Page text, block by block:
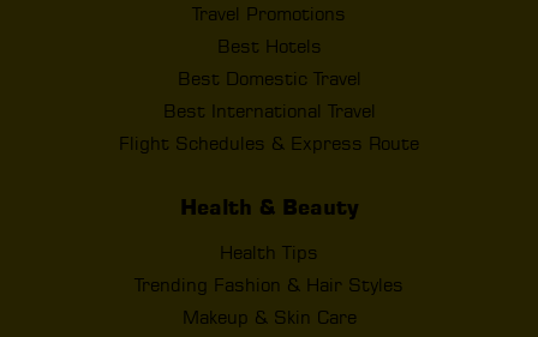
Travel Promotions
Best Hotels
Best Domestic Travel
Best International Travel
Flight Schedules & Express Route
Health & Beauty
Health Tips
Trending Fashion & Hair Styles
Makeup & Skin Care